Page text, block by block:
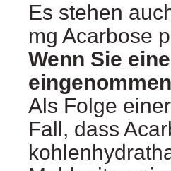
Es stehen
mg Acarbose
Wenn Sie
Als Folge
Fall, dass